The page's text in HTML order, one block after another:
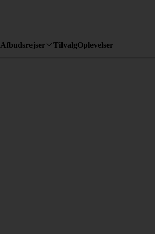
Afbudsrejser TilvalgOplevelser